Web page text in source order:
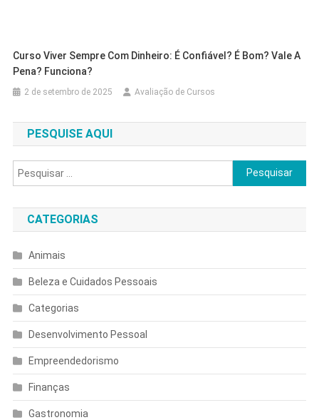
Curso Viver Sempre Com Dinheiro: É Confiável? É Bom? Vale A
Pena? Funciona?
2 de setembro de 2025 Avaliação de Cursos
PESQUISE AQUI
Pesquisar
por:
CATEGORIAS
Animais
Beleza e Cuidados Pessoais
Categorias
Desenvolvimento Pessoal
Empreendedorismo
Finanças
Gastronomia